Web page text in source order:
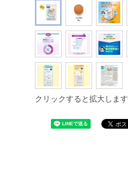
クリックすると拡大します